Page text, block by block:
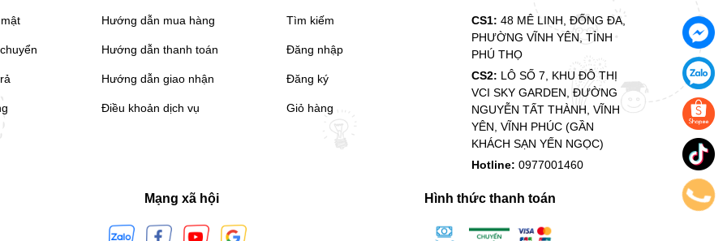
Hướng dẫn mua hàng
Hướng dẫn thanh toán
Hướng dẫn giao nhận
Điều khoản dịch vụ
Tìm kiếm
Đăng nhập
Đăng ký
Giỏ hàng
CS1: 48 MÊ LINH, ĐỐNG ĐA,
PHƯỜNG VĨNH YÊN, TỈNH
PHÚ THỌ
CS2: LÔ SỐ 7, KHU ĐÔ THỊ
VCI SKY GARDEN, ĐƯỜNG
NGUYỄN TẤT THÀNH, VĨNH
YÊN, VĨNH PHÚC (GẦN
KHÁCH SẠN YẾN NGỌC)
Hotline: 0977001460
Mạng xã hội Hình thức thanh toán